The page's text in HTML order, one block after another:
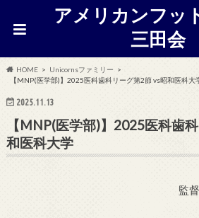
アメリカンフッ
三田会
HOME
Unicornsファミリー
【MNP(医学部)】2025医科歯科リーグ第2節 vs昭和医科大
2025.11.13
【MNP(医学部)】2025医科歯
和医科大学
監